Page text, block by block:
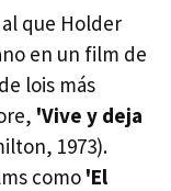
que Holder
en un film de
lois más
'Vive y deja
1973).
como 'El